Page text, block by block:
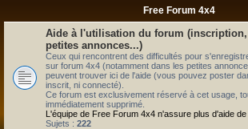
Free Forum 4x4
Aide à l'utilisation du forum (inscription,
petites annonces...)
Ceux qui rencontrent des difficultés pour
sur forum 4x4 (notamment dans les petites
peuvent trouver ici de l'aide (vous pouvez poster
inscrit, ni connecté).
Ce forum est exclusivement réservé à cet usage,
immédiatement supprimé.
L'équipe de Free Forum 4x4 n'assure plus d'aide
Sujets : 222